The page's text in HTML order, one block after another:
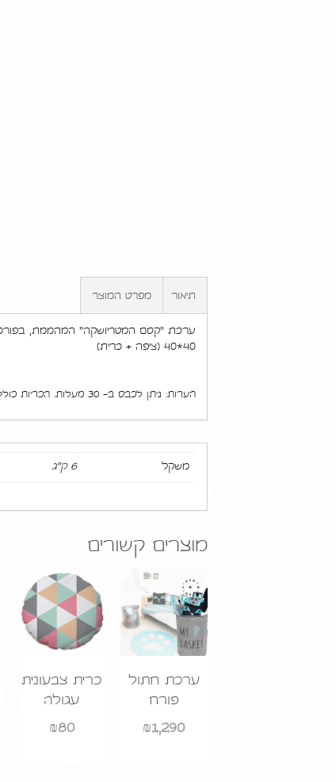
תיאור מפרט המוצר
40*40 (ציפה + כרית)
הערות: ניתן לכבס ב- 30 מעלות. הכריות כוללות כרית מילוי, השטיח כולל משטח נגד החלקה. עדיפות לכביסה קלה ביד.
משקל 6 ק"ג
מוצרים קשורים
ערכת חתול
פורח
₪1,290
כרית צבעונית
עגולה
₪80